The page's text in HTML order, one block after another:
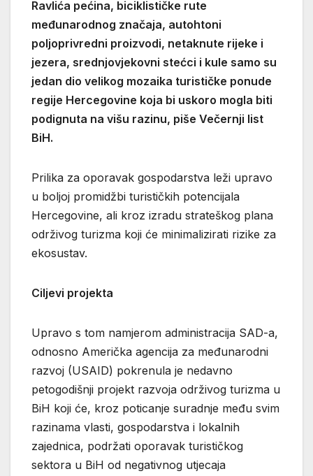
Ravlića pećina, biciklističke rute
međunarodnog značaja, autohtoni
poljoprivredni proizvodi, netaknute rijeke i
jezera, srednjovjekovni stećci i kule samo su
jedan dio velikog mozaika turističke ponude
regije Hercegovine koja bi uskoro mogla biti
podignuta na višu razinu, piše Večernji list
BiH.
Prilika za oporavak gospodarstva leži upravo
u boljoj promidžbi turističkih potencijala
Hercegovine, ali kroz izradu strateškog plana
održivog turizma koji će minimalizirati rizike za
ekosustav.
Ciljevi projekta
Upravo s tom namjerom administracija SAD-a,
odnosno Američka agencija za međunarodni
razvoj (USAID) pokrenula je nedavno
petogodišnji projekt razvoja održivog turizma u
BiH koji će, kroz poticanje suradnje među svim
razinama vlasti, gospodarstva i lokalnih
zajednica, podržati oporavak turističkog
sektora u BiH od negativnog utjecaja